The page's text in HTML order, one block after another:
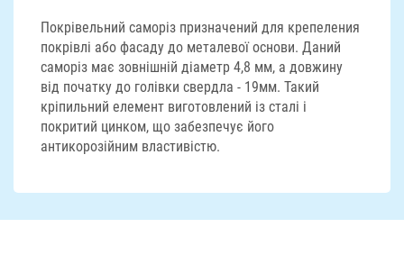
Покрівельний саморіз призначений для крепеления
покрівлі або фасаду до металевої основи. Даний
саморіз має зовнішній діаметр 4,8 мм, а довжину
від початку до голівки свердла - 19мм. Такий
кріпильний елемент виготовлений із сталі і
покритий цинком, що забезпечує його
антикорозійним властивістю.